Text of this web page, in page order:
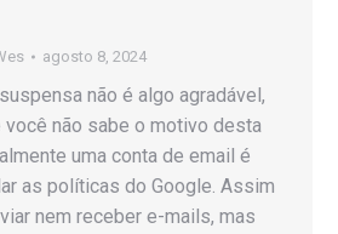
agosto 8, 2024
não é algo agradável,
não sabe o motivo desta
uma conta de email é
as políticas do Google. Assim
nem receber e-mails, mas